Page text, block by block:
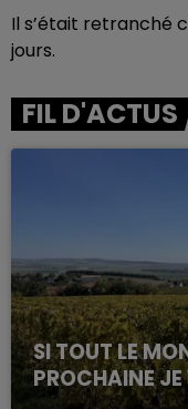
Il s’était retranché
jours.
FIL D'ACTUS
SI TOUT LE
PROCHAINE